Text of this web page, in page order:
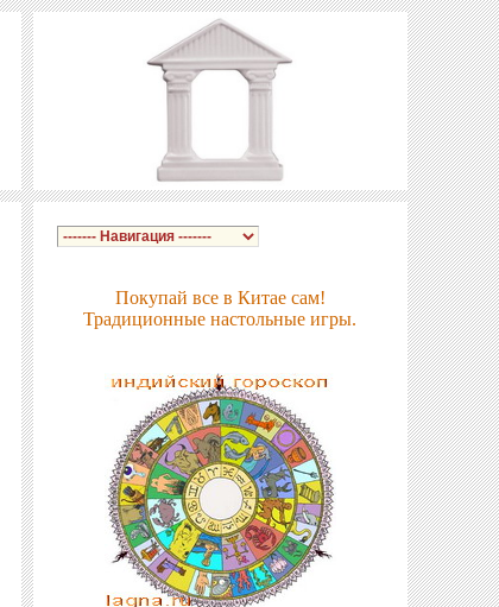
Покупай все в Китае сам!
Традиционные настольные игры.